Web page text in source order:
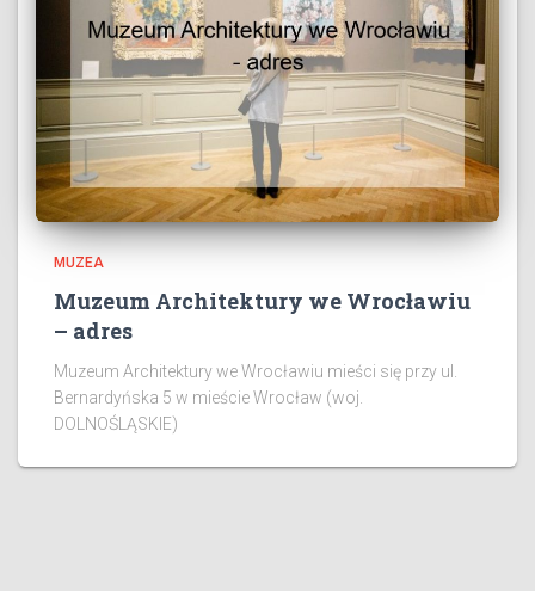
MUZEA
Muzeum Architektury we Wrocławiu
– adres
Muzeum Architektury we Wrocławiu mieści się przy ul.
Bernardyńska 5 w mieście Wrocław (woj.
DOLNOŚLĄSKIE)